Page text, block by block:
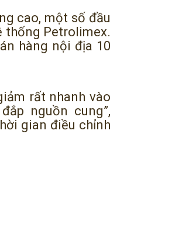
cao, một số đầu
thống Petrolimex.
hàng nội địa 10
rất nhanh vào
nguồn cung”,
gian điều chỉnh